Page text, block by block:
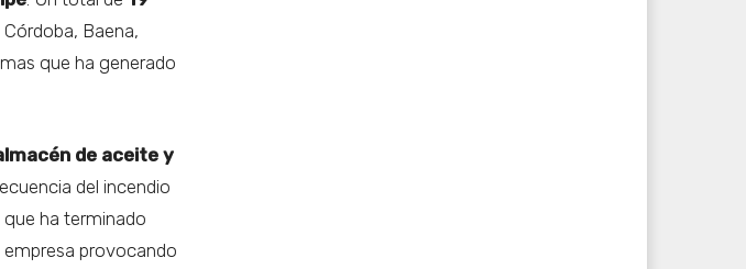
Baena,
que ha generado
de aceite y
del incendio
ha terminado
empresa provocando